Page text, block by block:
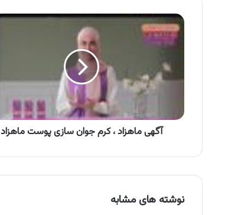
آگهی
ماهزاد
جوان
سازی
آگهی ماهزاد ، کرم جوان سازی پوست ماهزاد
نوشته های مشابه